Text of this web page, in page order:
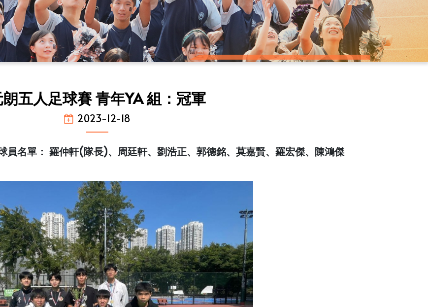
朗五人足球賽 青年YA 組：冠軍
2023-12-18
員名單： 羅仲軒(隊長)、周廷軒、劉浩正、郭德銘、莫嘉賢、羅宏傑、陳鴻傑